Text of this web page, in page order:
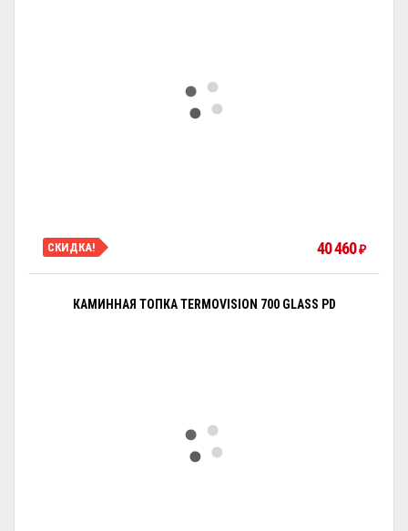
СКИДКА! 40 460₽
КАМИННАЯ ТОПКА TERMOVISION 700 GLASS PD